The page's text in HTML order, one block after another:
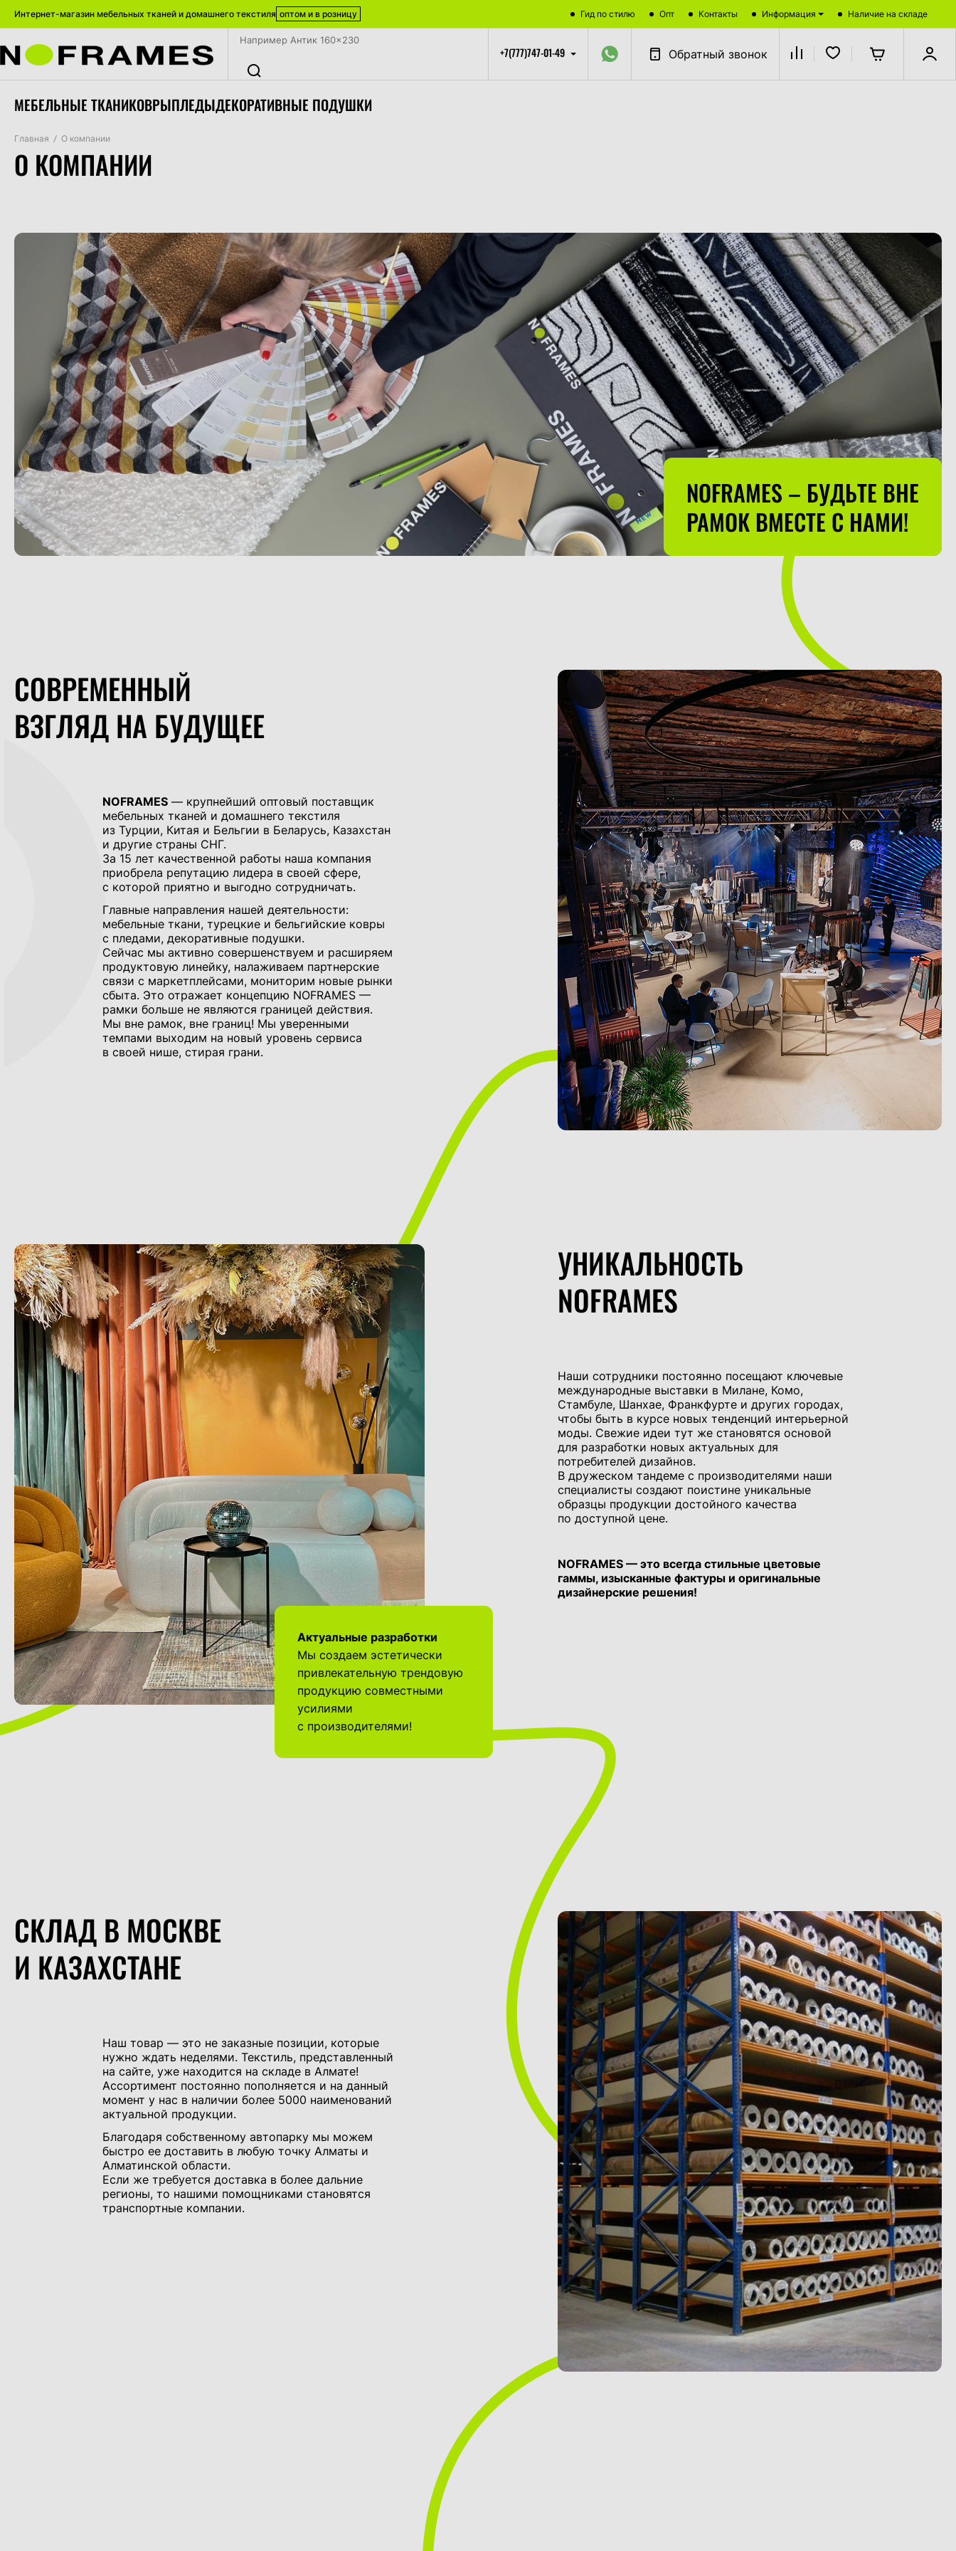
Интернет-магазин мебельных тканей и домашнего текстиля оптом и в розницу Гид по стилю Опт Контакты Информация Наличие на складе
+7(777)747-01-49 Обратный звонок
МЕБЕЛЬНЫЕ ТКАНИКОВРЫПЛЕДЫДЕКОРАТИВНЫЕ ПОДУШКИ
Главная / О компании
О КОМПАНИИ
NOFRAMES – БУДЬТЕ ВНЕ
РАМОК ВМЕСТЕ С НАМИ!
СОВРЕМЕННЫЙ
ВЗГЛЯД НА БУДУЩЕЕ
NOFRAMES — крупнейший оптовый поставщик
мебельных тканей и домашнего текстиля
из Турции, Китая и Бельгии в Беларусь, Казахстан
и другие страны СНГ.
За 15 лет качественной работы наша компания
приобрела репутацию лидера в своей сфере,
с которой приятно и выгодно сотрудничать.
Главные направления нашей деятельности:
мебельные ткани, турецкие и бельгийские ковры
с пледами, декоративные подушки.
Сейчас мы активно совершенствуем и расширяем
продуктовую линейку, налаживаем партнерские
связи с маркетплейсами, мониторим новые рынки
сбыта. Это отражает концепцию NOFRAMES —
рамки больше не являются границей действия.
Мы вне рамок, вне границ! Мы уверенными
темпами выходим на новый уровень сервиса
в своей нише, стирая грани.
Актуальные разработки
Мы создаем эстетически
привлекательную трендовую
продукцию совместными
усилиями
с производителями!
УНИКАЛЬНОСТЬ
NOFRAMES
Наши сотрудники постоянно посещают ключевые
международные выставки в Милане, Комо,
Стамбуле, Шанхае, Франкфурте и других городах,
чтобы быть в курсе новых тенденций интерьерной
моды. Свежие идеи тут же становятся основой
для разработки новых актуальных для
потребителей дизайнов.
В дружеском тандеме с производителями наши
специалисты создают поистине уникальные
образцы продукции достойного качества
по доступной цене.
NOFRAMES — это всегда стильные цветовые
гаммы, изысканные фактуры и оригинальные
дизайнерские решения!
СКЛАД В МОСКВЕ
И КАЗАХСТАНЕ
Наш товар — это не заказные позиции, которые
нужно ждать неделями. Текстиль, представленный
на сайте, уже находится на складе в Алмате!
Ассортимент постоянно пополняется и на данный
момент у нас в наличии более 5000 наименований
актуальной продукции.
Благодаря собственному автопарку мы можем
быстро ее доставить в любую точку Алматы и
Алматинской области.
Если же требуется доставка в более дальние
регионы, то нашими помощниками становятся
транспортные компании.